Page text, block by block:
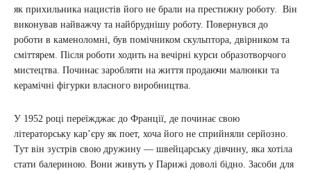
як прихильника нацистів його не брали на престижну роботу. Він
виконував найважчу та найбруднішу роботу. Повернувся до
роботи в каменоломні, був помічником скульптора, двірником та
сміттярем. Після роботи ходить на вечірні курси образотворчого
мистецтва. Починає заробляти на життя продаючи малюнки та
керамічні фігурки власного виробництва.
У 1952 році переїжджає до Франції, де починає свою
літераторську кар’єру як поет, хоча його не сприйняли серйозно.
Тут він зустрів свою дружину — швейцарську дівчину, яка хотіла
стати балериною. Вони живуть у Парижі доволі бідно. Засоби для